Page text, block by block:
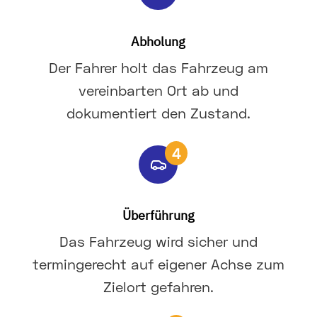
Abholung
Der Fahrer holt das Fahrzeug am
vereinbarten Ort ab und
dokumentiert den Zustand.
4
Überführung
Das Fahrzeug wird sicher und
termingerecht auf eigener Achse zum
Zielort gefahren.